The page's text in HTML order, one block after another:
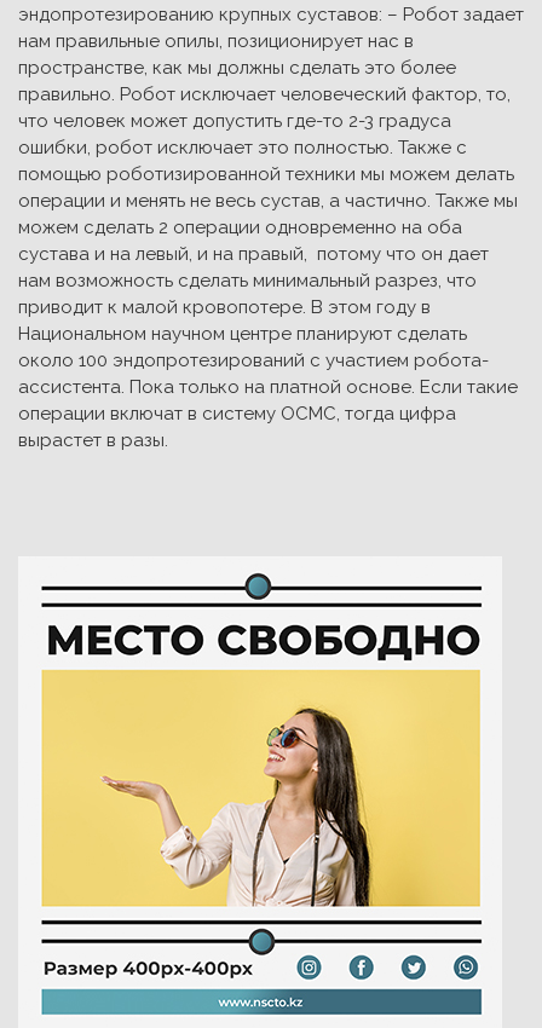
эндопротезированию крупных суставов: – Робот задает
нам правильные опилы, позиционирует нас в
пространстве, как мы должны сделать это более
правильно. Робот исключает человеческий фактор, то,
что человек может допустить где-то 2-3 градуса
ошибки, робот исключает это полностью. Также с
помощью роботизированной техники мы можем делать
операции и менять не весь сустав, а частично. Также мы
можем сделать 2 операции одновременно на оба
сустава и на левый, и на правый, потому что он дает
нам возможность сделать минимальный разрез, что
приводит к малой кровопотере. В этом году в
Национальном научном центре планируют сделать
около 100 эндопротезирований с участием робота-
ассистента. Пока только на платной основе. Если такие
операции включат в систему ОСМС, тогда цифра
вырастет в разы.